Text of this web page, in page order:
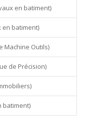
en batiment)
en batiment)
Machine Outils)
de Précision)
batiment)